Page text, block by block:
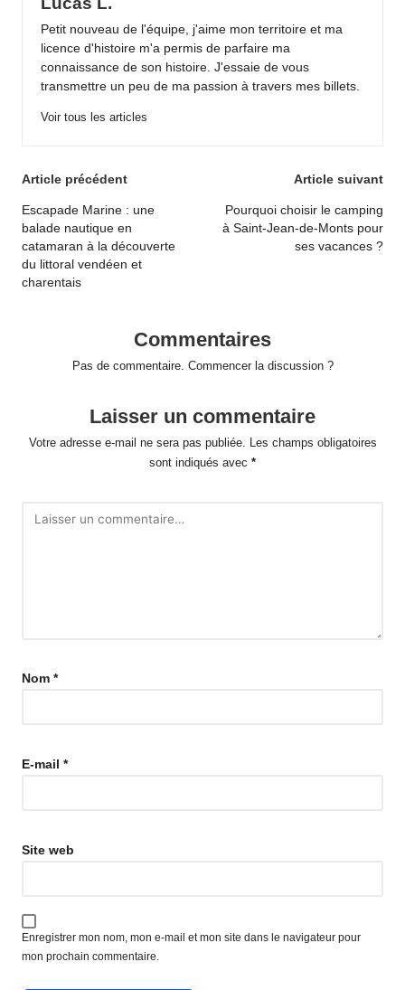
Petit nouveau de l'équipe, j'aime mon territoire et ma
licence d'histoire m'a permis de parfaire ma
connaissance de son histoire. J'essaie de vous
transmettre un peu de ma passion à travers mes billets.
Voir tous les articles
Post
navigation
Article précédent
Escapade Marine : une
balade nautique en
catamaran à la découverte
du littoral vendéen et
charentais
Article suivant
Pourquoi choisir le camping
à Saint-Jean-de-Monts pour
ses vacances ?
Commentaires
Pas de commentaire. Commencer la discussion ?
Laisser un commentaire
Votre adresse e-mail ne sera pas publiée.
Les champs obligatoires
sont indiqués avec *
Nom *
E-mail *
Site web
Enregistrer mon nom, mon e-mail et mon site dans le navigateur pour
mon prochain commentaire.